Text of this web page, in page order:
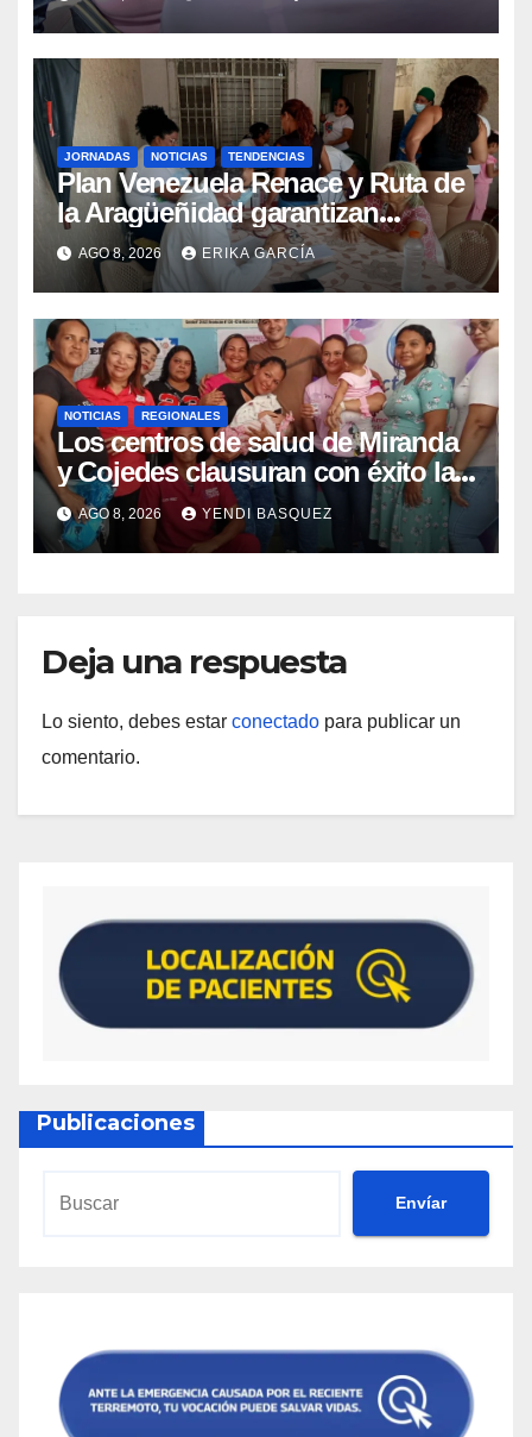
epidemiológica
JORNADAS NOTICIAS TENDENCIAS
Plan Venezuela Renace y Ruta de
la Aragüeñidad garantizan
atención médica integral en
Aragua
AGO 8, 2026 ERIKA GARCÍA
NOTICIAS REGIONALES
Los centros de salud de Miranda
y Cojedes clausuran con éxito la
Semana Mundial de la Lactancia
Materna
AGO 8, 2026 YENDI BASQUEZ
Deja una respuesta
Lo siento, debes estar conectado para publicar un
comentario.
Publicaciones
Envíar